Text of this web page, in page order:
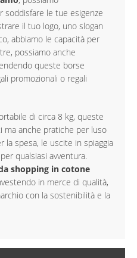
soddisfare le tue esigenze
il tuo logo, uno slogan
abbiamo le capacità per
possiamo anche
queste borse
promozionali o regali
di circa 8 kg, queste
ma anche pratiche per luso
spesa, le uscite in spiaggia
qualsiasi avventura.
shopping in cotone
in merce di qualità,
con la sostenibilità e la